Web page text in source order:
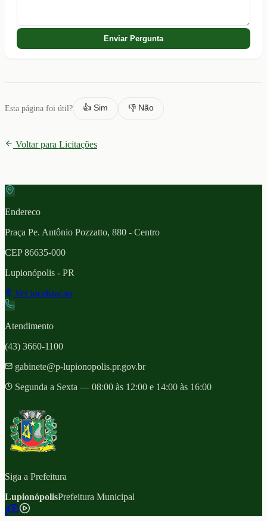
Enviar Pergunta
Esta página foi útil? 👍 Sim 👎 Não
Voltar para Licitações
Endereco
Praça Pe. Antônio Pozzatto, 880 - Centro
CEP86635-000
Lupionópolis - PR
Ver localizacao
Atendimento
(43) 3660-1100
gabinete@p-lupionopolis.pr.gov.br
Segunda a Sexta — 08:00 às 12:00 e 14:00 às 16:00
Siga a Prefeitura
LupionópolisPrefeitura Municipal
f